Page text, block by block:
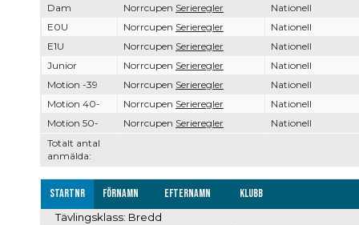
Totalt antal
anmälda:
Dam
Norrcupen Serieregler
Nationell
E0U
Norrcupen Serieregler
Nationell
E1U
Norrcupen Serieregler
Nationell
Junior
Norrcupen Serieregler
Nationell
Motion -39
Norrcupen Serieregler
Nationell
Motion 40-
Norrcupen Serieregler
Nationell
Motion 50-
Norrcupen Serieregler Nationell
Startnr Förnamn Efternamn Klubb
Tävlingsklass: Bredd